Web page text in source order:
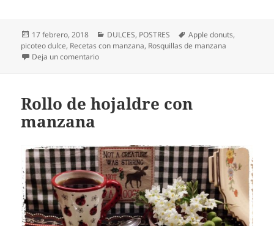
Publicado
el
17 febrero, 2018 Categorías
DULCES, POSTRES Etiquetas
Apple donuts,
picoteo dulce, Recetas con manzana, Rosquillas de manzana
Deja un comentarioen Rosquillas de manzana
Rollo de hojaldre con
manzana